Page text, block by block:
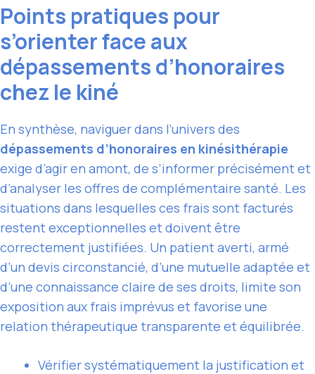
Points pratiques pour
s’orienter face aux
dépassements d’honoraires
chez le kiné
En synthèse, naviguer dans l’univers des
dépassements d’honoraires en kinésithérapie
exige d’agir en amont, de s’informer précisément et
d’analyser les offres de complémentaire santé. Les
situations dans lesquelles ces frais sont facturés
restent exceptionnelles et doivent être
correctement justifiées. Un patient averti, armé
d’un devis circonstancié, d’une mutuelle adaptée et
d’une connaissance claire de ses droits, limite son
exposition aux frais imprévus et favorise une
relation thérapeutique transparente et équilibrée.
Vérifier systématiquement la justification et